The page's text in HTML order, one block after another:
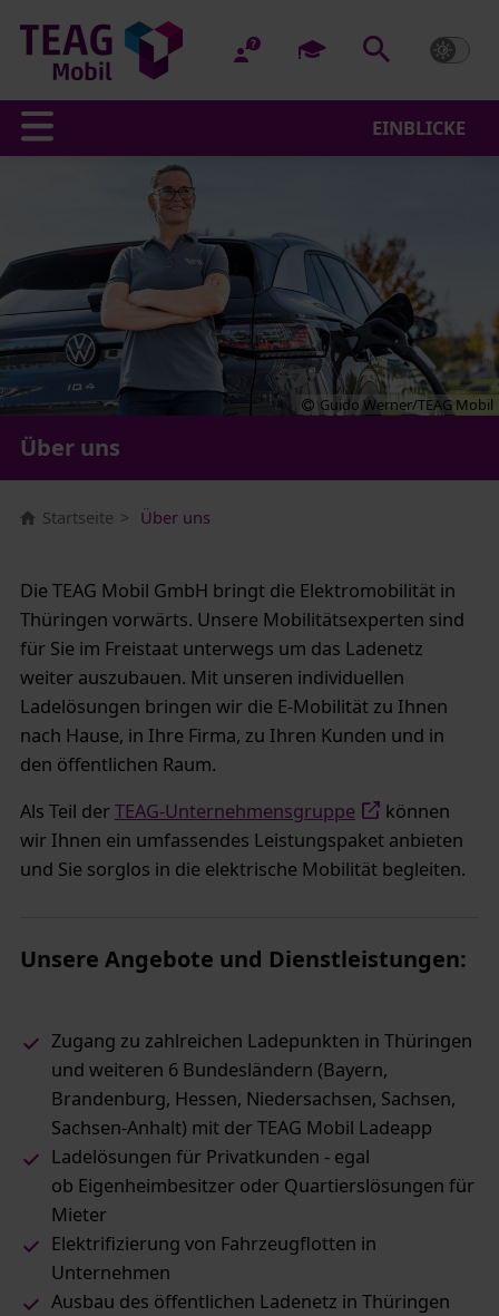
EINBLICKE
Guido Werner/TEAG Mobil
Über uns
Startseite Über uns
Die TEAG Mobil GmbH bringt die Elektromobilität in
Thüringen vorwärts. Unsere Mobilitätsexperten sind
für Sie im Freistaat unterwegs um das Ladenetz
weiter auszubauen. Mit unseren individuellen
Ladelösungen bringen wir die E-Mobilität zu Ihnen
nach Hause, in Ihre Firma, zu Ihren Kunden und in
den öffentlichen Raum.
Als Teil derTEAG-Unternehmensgruppe
können
wir Ihnen ein umfassendes Leistungspaket anbieten
und Sie sorglos in die elektrische Mobilität begleiten.
Unsere Angebote und Dienstleistungen:
Zugang zu zahlreichen Ladepunkten in Thüringen
und weiteren 6 Bundesländern (Bayern,
Brandenburg, Hessen, Niedersachsen, Sachsen,
Sachsen-Anhalt) mit der TEAG Mobil Ladeapp
Ladelösungen für Privatkunden - egal
ob Eigenheimbesitzer oder Quartierslösungen für
Mieter
Elektrifizierung von Fahrzeugflotten in
Unternehmen
Ausbau des öffentlichen Ladenetz in Thüringen